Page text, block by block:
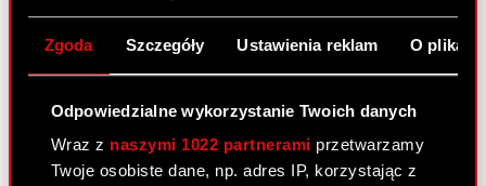
Zgoda Szczegóły Ustawienia reklam O
Odpowiedzialne wykorzystanie Twoich danych
Wraz z naszymi 1022 partnerami przetwarzamy
Twoje osobiste dane, np. adres IP, korzystając z
PDF ESPI - RB 51/2022
PDF
listopada 2022